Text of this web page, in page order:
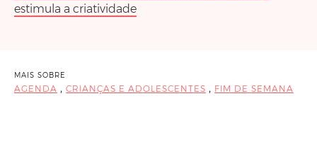
estimula a criatividade
MAIS SOBRE
AGENDA , CRIANÇAS E ADOLESCENTES , FIM DE SEMANA